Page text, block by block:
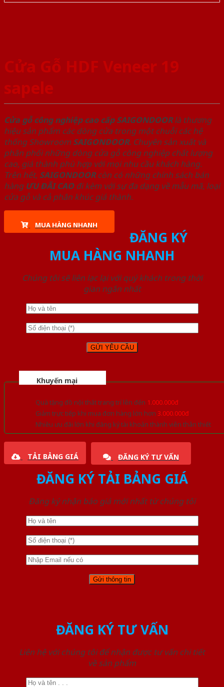
Cửa Gỗ HDF Veneer 19
sapele
Cửa gỗ công nghiệp cao cấp SAIGONDOORlà thương
hiệu sản phẩm các dòng cửa trong một chuỗi các hệ
thống Showroom SAIGONDOOR. Chuyên sản xuất và
phân phối những dòng cửa gỗ công nghiệp chất lượng
cao, giá thành phù hợp với mọi nhu cầu khách hàng.
Trên hết, SAIGONDOORcòn có những chính sách bán
hàng ƯU ĐÃI CAOđi kèm với sự đa dạng về mẫu mã, loại
cửa gỗ và cả phân khúc giá thành.
MUA HÀNG NHANH
ĐĂNG KÝ
MUA HÀNG NHANH
Chúng tôi sẽ liên lạc lại với quý khách trong thời
gian ngắn nhất
Khuyến mại
Quà tặng đồ nội thất trang trí lên đến 1.000.000đ
Giảm trực tiếp khi mua đơn hàng lớn hơn 3.000.000đ
Nhiều ưu đãi lớn khi đăng ký tài khoản thành viên thân thiết
TẢI BẢNG GIÁ ĐĂNG KÝ TƯ VẤN
ĐĂNG KÝ TẢI BẢNG GIÁ
Đăng ký nhận báo giá mới nhất từ chúng tôi
ĐĂNG KÝ TƯ VẤN
Liên hệ với chúng tôi để nhận được tư vấn chi tiết
về sản phẩm